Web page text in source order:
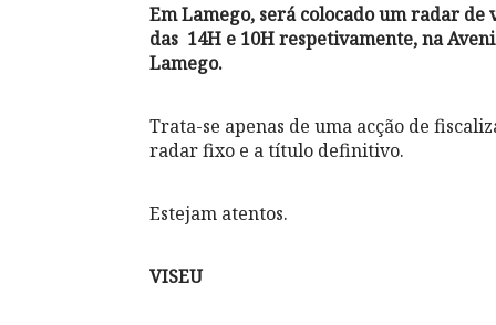
Em Lamego, será colocado um radar de
das 14H e 10H respetivamente, na
Lamego.
Trata-se apenas de uma acção de
radar fixo e a título definitivo.
Estejam atentos.
VISEU